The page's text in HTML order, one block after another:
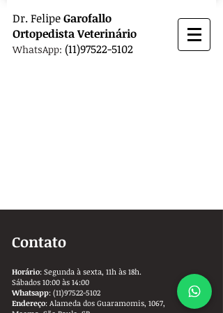
Dr. FelipeGarofallo
OrtopedistaVeterinário
WhatsApp: (11)97522-5102
Contato
Horário: Segunda à sexta, 11h às 18h.
Sábados 10:00 às 14:00
Whatsapp: (11)97522-5102
Endereço: Alameda dos Guaramomis, 1067,